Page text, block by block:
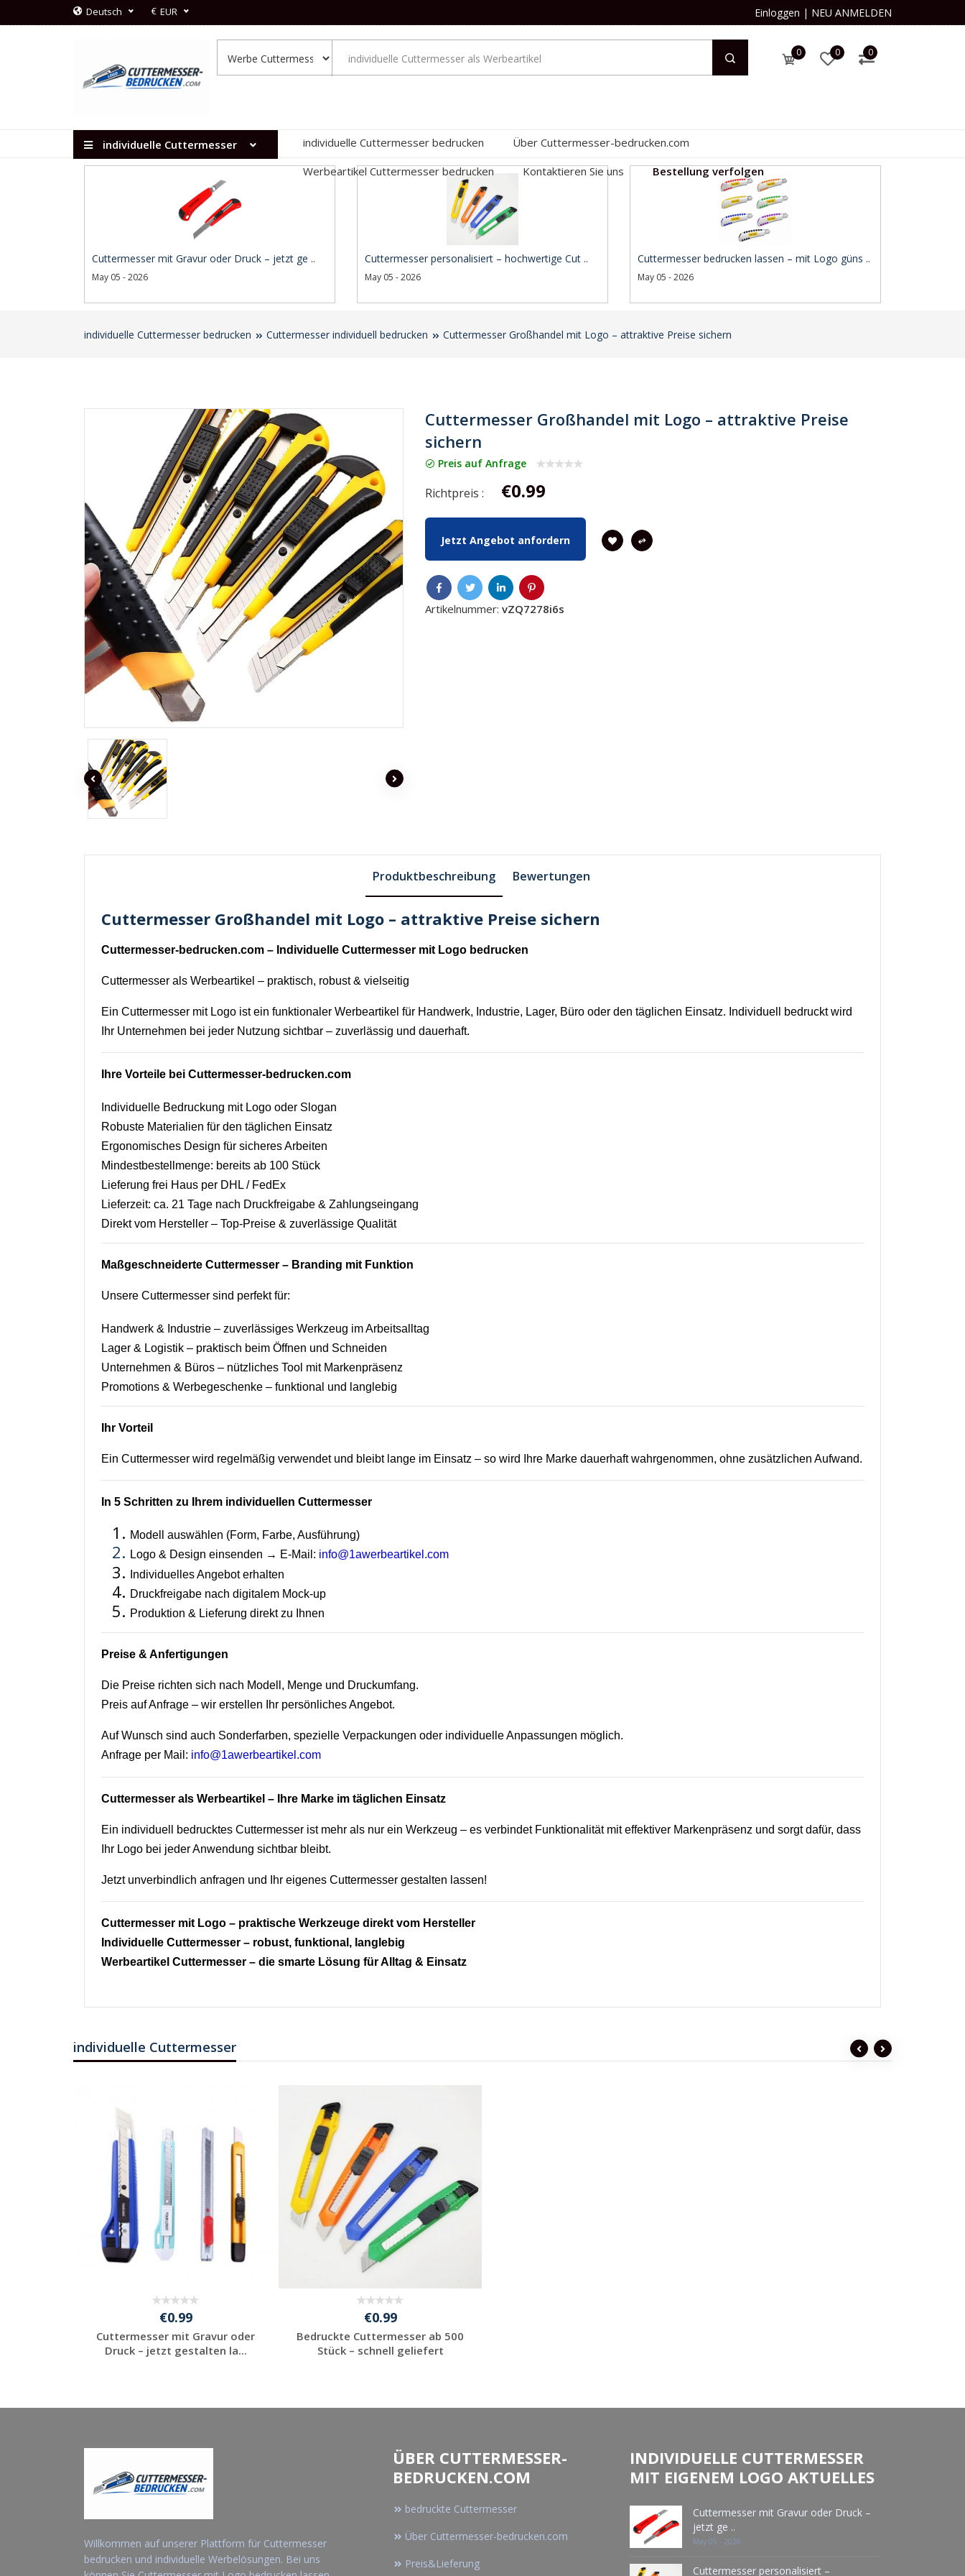
Deutsch € EUR Einloggen | NEU ANMELDEN
0 0 0
individuelle Cuttermesser individuelle Cuttermesser bedrucken
Über Cuttermesser-bedrucken.com
Werbeartikel Cuttermesser bedrucken
Kontaktieren Sie uns Bestellung verfolgen
Cuttermesser mit Gravur oder Druck – jetzt ge ..
May 05 - 2026
Cuttermesser personalisiert – hochwertige Cut ..
May 05 - 2026
Cuttermesser bedrucken lassen – mit Logo güns ..
May 05 - 2026
individuelle Cuttermesser bedrucken Cuttermesser individuell bedrucken Cuttermesser Großhandel mit Logo – attraktive Preise sichern
Cuttermesser Großhandel mit Logo – attraktive Preise
sichern
Preis auf Anfrage
Richtpreis : €0.99
Jetzt Angebot anfordern
Artikelnummer: vZQ7278i6s
Produktbeschreibung Bewertungen
Cuttermesser Großhandel mit Logo – attraktive Preise sichern
Cuttermesser-bedrucken.com – Individuelle Cuttermesser mit Logo bedrucken
Cuttermesser als Werbeartikel – praktisch, robust & vielseitig
Ein Cuttermesser mit Logo ist ein funktionaler Werbeartikel für Handwerk, Industrie, Lager, Büro oder den täglichen Einsatz. Individuell bedruckt wird
Ihr Unternehmen bei jeder Nutzung sichtbar – zuverlässig und dauerhaft.
Ihre Vorteile bei Cuttermesser-bedrucken.com
Individuelle Bedruckung mit Logo oder Slogan
Robuste Materialien für den täglichen Einsatz
Ergonomisches Design für sicheres Arbeiten
Mindestbestellmenge: bereits ab 100 Stück
Lieferung frei Haus per DHL / FedEx
Lieferzeit: ca. 21 Tage nach Druckfreigabe & Zahlungseingang
Direkt vom Hersteller – Top-Preise & zuverlässige Qualität
Maßgeschneiderte Cuttermesser – Branding mit Funktion
Unsere Cuttermesser sind perfekt für:
Handwerk & Industrie – zuverlässiges Werkzeug im Arbeitsalltag
Lager & Logistik – praktisch beim Öffnen und Schneiden
Unternehmen & Büros – nützliches Tool mit Markenpräsenz
Promotions & Werbegeschenke – funktional und langlebig
Ihr Vorteil
Ein Cuttermesser wird regelmäßig verwendet und bleibt lange im Einsatz – so wird Ihre Marke dauerhaft wahrgenommen, ohne zusätzlichen Aufwand.
In 5 Schritten zu Ihrem individuellen Cuttermesser
Modell auswählen (Form, Farbe, Ausführung)
Logo & Design einsenden → E-Mail: info@1awerbeartikel.com
Individuelles Angebot erhalten
Druckfreigabe nach digitalem Mock-up
Produktion & Lieferung direkt zu Ihnen
Preise & Anfertigungen
Die Preise richten sich nach Modell, Menge und Druckumfang.
Preis auf Anfrage – wir erstellen Ihr persönliches Angebot.
Auf Wunsch sind auch Sonderfarben, spezielle Verpackungen oder individuelle Anpassungen möglich.
Anfrage per Mail: info@1awerbeartikel.com
Cuttermesser als Werbeartikel – Ihre Marke im täglichen Einsatz
Ein individuell bedrucktes Cuttermesser ist mehr als nur ein Werkzeug – es verbindet Funktionalität mit effektiver Markenpräsenz und sorgt dafür, dass
Ihr Logo bei jeder Anwendung sichtbar bleibt.
Jetzt unverbindlich anfragen und Ihr eigenes Cuttermesser gestalten lassen!
Cuttermesser mit Logo – praktische Werkzeuge direkt vom Hersteller
Individuelle Cuttermesser – robust, funktional, langlebig
Werbeartikel Cuttermesser – die smarte Lösung für Alltag & Einsatz
individuelle Cuttermesser
€0.99
Cuttermesser mit Gravur oder
Druck – jetzt gestalten la...
€0.99
Bedruckte Cuttermesser ab 500
Stück – schnell geliefert
Willkommen auf unserer Plattform für Cuttermesser
bedrucken und individuelle Werbelösungen. Bei uns
ÜBER CUTTERMESSER-
BEDRUCKEN.COM
bedruckte Cuttermesser
Über Cuttermesser-bedrucken.com
Preis&Lieferung
INDIVIDUELLE CUTTERMESSER
MIT EIGENEM LOGO AKTUELLES
Cuttermesser mit Gravur oder Druck –
jetzt ge ..
May 05 - 2026
Cuttermesser personalisiert –